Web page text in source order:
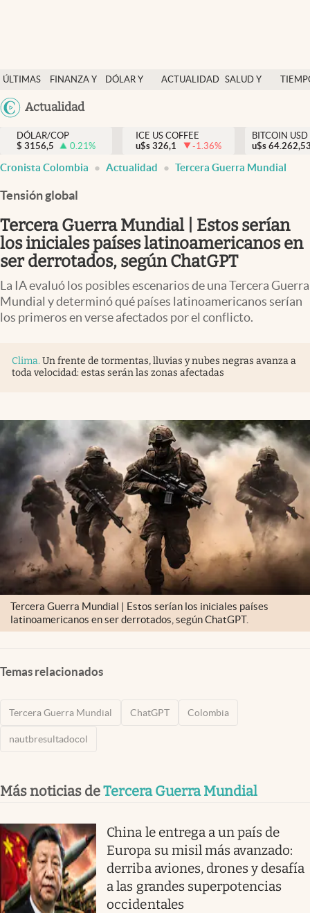
ÚLTIMAS
NOTICIAS
FINANZA Y
DÓLAR Y
ACTUALIDAD SALUD Y
México
USA
Actualidad
Salud y nutrición
Vida espiritual
Actualidad
Colombia
DÓLAR/COP
$ 3156,5 0.21%
ICE US COFFEE
u$s 326,1 -1.36%
BITCOIN USD
u$s
Cronista Colombia Actualidad Tercera Guerra Mundial
Tensión global
Tercera Guerra Mundial | Estos serían
los iniciales países latinoamericanos en
ser derrotados, según ChatGPT
La IA evaluó los posibles escenarios de una Tercera Guerra
Mundial y determinó qué países latinoamericanos serían
los primeros en verse afectados por el conflicto.
Clima. Un frente de tormentas, lluvias y nubes negras avanza a
toda velocidad: estas serán las zonas afectadas
Tercera Guerra Mundial | Estos serían los iniciales países
latinoamericanos en ser derrotados, según ChatGPT.
Temas relacionados
Tercera Guerra Mundial ChatGPT Colombia
nautbresultadocol
Más noticias deTercera Guerra Mundial
China le entrega a un país de
Europa su misil más avanzado:
derriba aviones, drones y desafía
a las grandes superpotencias
occidentales